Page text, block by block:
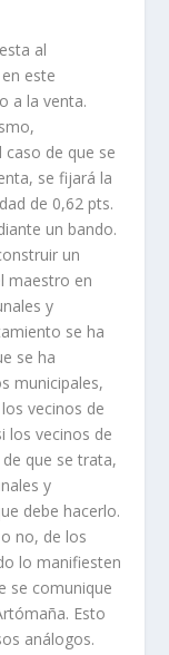
al
este
a la venta.
de que se
se fijará la
de 0,62 pts.
un bando.
un
maestro en
y
se ha
se ha
municipales,
vecinos de
los vecinos de
que se trata,
y
debe hacerlo.
no, de los
lo manifiesten
se comunique
Esto
análogos.